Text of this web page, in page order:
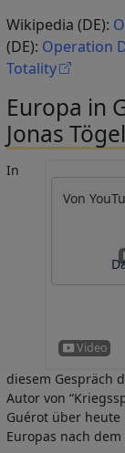
Wikipedia (DE):
(DE): Operation
Totality
Europa in
Jonas Tögel
Von
In
diesem Gespräch
Autor von
Guérot über
Europas nach